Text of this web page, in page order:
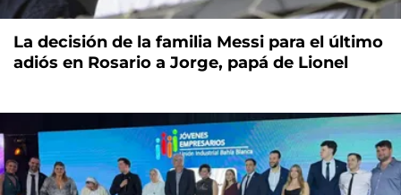
La decisión de la familia Messi para el último
adiós en Rosario a Jorge, papá de Lionel